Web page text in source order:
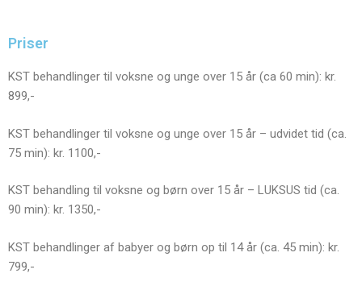
Priser
KST behandlinger til voksne og unge over 15 år (ca 60 min): kr.
899,-
KST behandlinger til voksne og unge over 15 år – udvidet tid (ca.
75 min): kr. 1100,-
KST behandling til voksne og børn over 15 år – LUKSUS tid (ca.
90 min): kr. 1350,-
KST behandlinger af babyer og børn op til 14 år (ca. 45 min): kr.
799,-